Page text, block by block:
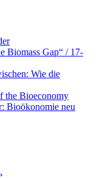
Biomass Gap“ / 17-
Wie die
the Bioeconomy
Bioökonomie neu